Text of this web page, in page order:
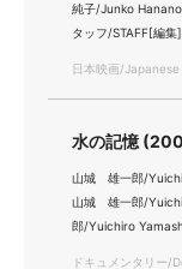
純子/Junko
タッフ/STAFF[編集]
日本映画/Japanese
水の記憶
山城 雄一郎/
山城 雄一郎/
郎/Yuichiro
ドキュメンタリー/